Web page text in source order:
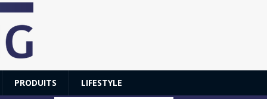
PRODUITS LIFESTYLE